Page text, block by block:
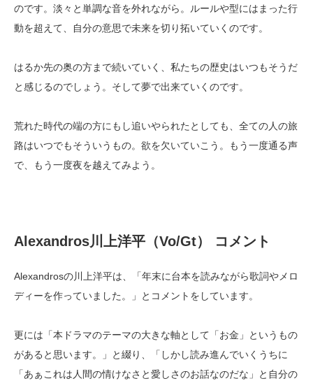
のです。淡々と単調な音を外れながら。ルールや型にはまった行
動を超えて、自分の意思で未来を切り拓いていくのです。
はるか先の奥の方まで続いていく、私たちの歴史はいつもそうだ
と感じるのでしょう。そして夢で出来ていくのです。
荒れた時代の端の方にもし追いやられたとしても、全ての人の旅
路はいつでもそういうもの。欲を欠いていこう。もう一度通る声
で、もう一度夜を越えてみよう。
Alexandros川上洋平（Vo/Gt） コメント
Alexandrosの川上洋平は、「年末に台本を読みながら歌詞やメロ
ディーを作っていました。」とコメントをしています。
更には「本ドラマのテーマの大きな軸として「お金」というもの
があると思います。」と綴り、「しかし読み進んでいくうちに
「あぁこれは人間の情けなさと愛しさのお話なのだな」と自分の